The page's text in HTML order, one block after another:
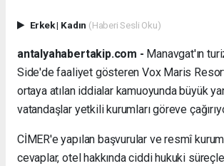
Erkek| Kadın (Haberi Sesli Oku)
antalyahabertakip.com - Manavgat'ın
Side'de faaliyet gösteren Vox Maris
ortaya atılan iddialar kamuoyunda büyük
vatandaşlar yetkili kurumları göreve
CİMER'e yapılan başvurular ve resmî
cevaplar, otel hakkında ciddi hukuki